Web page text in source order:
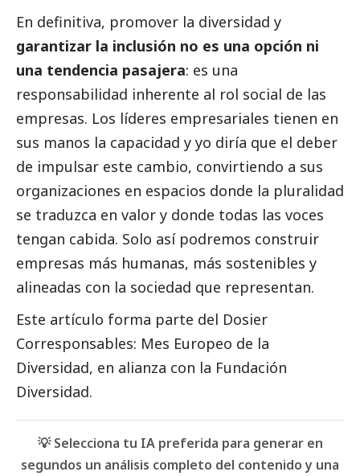
En definitiva, promover la diversidad y
garantizar la inclusión no es una opción ni
una tendencia pasajera: es una
responsabilidad inherente al rol social de las
empresas. Los líderes empresariales tienen en
sus manos la capacidad y yo diría que el deber
de impulsar este cambio, convirtiendo a sus
organizaciones en espacios donde la pluralidad
se traduzca en valor y donde todas las voces
tengan cabida. Solo así podremos construir
empresas más humanas, más sostenibles y
alineadas con la sociedad que representan.
Este artículo forma parte del Dosier
Corresponsables: Mes Europeo de la
Diversidad, en alianza con la Fundación
Diversidad.
💡 Selecciona tu IA preferida para generar en
segundos un análisis completo del contenido y una